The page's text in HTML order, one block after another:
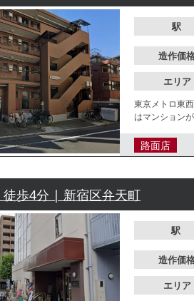
駅
造作価
エリア
東京メトロ東
はマンション
路面店
歩4分 | 新宿区弁天町
駅
造作価
エリア